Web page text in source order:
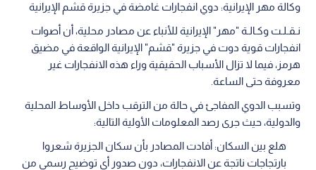
وكالة مهر الإيرانية: دوي انفجارات غامضة في جزيرة قشم الإيرانية
نـقـلـت وكـالـة "مهر" الإيرانية للأنباء عن مصادر محلية، أن أصوات
انفجارات قوية دوت في جزيرة "قشم" الإيرانية الواقعة في مضيق
هرمز، فيما لا تزال الأسباب الحقيقية وراء هذه الانفجارات غير
معروفة حتى الساعة.
وتسبب الدوي المفاجئ في حالة من الترقب داخل الأوساط المحلية
والدولية، حيث جرى رصد المعلومات الأولية التالية:
هلع بين السكان: أفادت المصادر بأن سكان الجزيرة شعروا
بارتجاجات ناتجة عن الانفجارات، دون صدور أي توضيح رسمي من